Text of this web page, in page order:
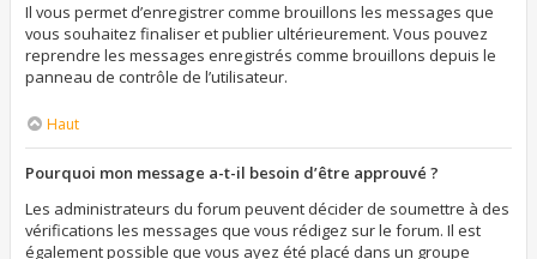
Il vous permet d’enregistrer comme brouillons les messages que
vous souhaitez finaliser et publier ultérieurement. Vous pouvez
reprendre les messages enregistrés comme brouillons depuis le
panneau de contrôle de l’utilisateur.
Haut
Pourquoi mon message a-t-il besoin d’être approuvé ?
Les administrateurs du forum peuvent décider de soumettre à des
vérifications les messages que vous rédigez sur le forum. Il est
également possible que vous ayez été placé dans un groupe